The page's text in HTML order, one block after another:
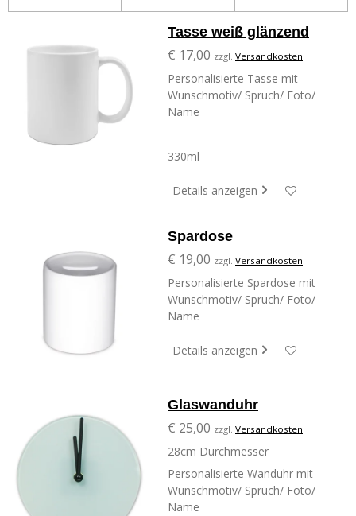
Tasse weiß glänzend
€ 17,00 zzgl. Versandkosten
Personalisierte Tasse mit
Wunschmotiv/ Spruch/ Foto/
Name
330ml
Details anzeigen
Spardose
€ 19,00 zzgl. Versandkosten
Personalisierte Spardose mit
Wunschmotiv/ Spruch/ Foto/
Name
Details anzeigen
Glaswanduhr
€ 25,00 zzgl. Versandkosten
28cm Durchmesser
Personalisierte Wanduhr mit
Wunschmotiv/ Spruch/ Foto/
Name